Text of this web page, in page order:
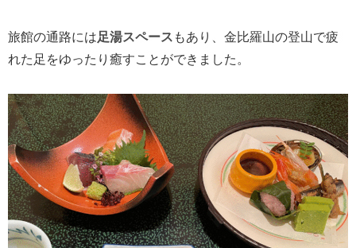
旅館の通路には足湯スペース もあり、金比羅山の登山で疲
れた足をゆったり癒すことができました。